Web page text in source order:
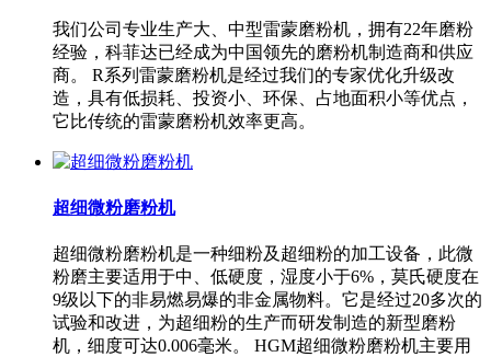
我们公司专业生产大、中型雷蒙磨粉机，拥有22年磨粉
经验，科菲达已经成为中国领先的磨粉机制造商和供应
商。 R系列雷蒙磨粉机是经过我们的专家优化升级改
造，具有低损耗、投资小、环保、占地面积小等优点，
它比传统的雷蒙磨粉机效率更高。
超细微粉磨粉机
超细微粉磨粉机是一种细粉及超细粉的加工设备，此微
粉磨主要适用于中、低硬度，湿度小于6%，莫氏硬度在
9级以下的非易燃易爆的非金属物料。它是经过20多次的
试验和改进，为超细粉的生产而研发制造的新型磨粉
机，细度可达0.006毫米。 HGM超细微粉磨粉机主要用